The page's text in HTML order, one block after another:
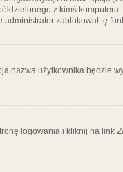
z kimś komputera,
zablokował tę
nazwa użytkownika będzie
logowania i kliknij na link